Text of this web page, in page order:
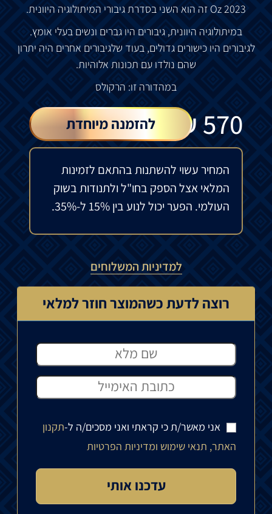
Oz 2023 זה הוא השני בסדרתגיבורי המיתולוגיה היוונית.
במיתולוגיה היוונית, גיבורים היו גברים ונשים בעלי אומץ.
לגיבורים היו כישורים גדולים,בעוד שלגיבורים אחרים היה יתרון
שהם נולדו עם תכונות אלוהיות.
במהדורה זו: הרקולס
570
₪ להזמנה מיוחדת
המחיר עשוי להשתנות בהתאם לזמינות
המלאי אצל הספק בחו"ל ולתנודות בשוק
העולמי. הפער יכול לנוע בין 15% ל-35%.
למדיניות המשלוחים
רוצה לדעת כשהמוצר חוזר למלאי
אני מאשר/ת כי קראתי ואני מסכים/ה ל-תקנון
האתר, תנאי שימוש ומדיניות הפרטיות